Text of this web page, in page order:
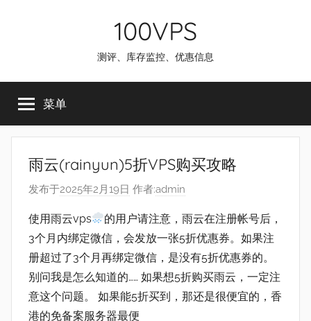
100VPS
测评、库存监控、优惠信息
菜单
雨云(rainyun)5折VPS购买攻略
发布于2025年2月19日 作者:admin
使用雨云vps
的用户请注意，雨云在注册帐号后，
3个月内绑定微信，会发放一张5折优惠券。如果注
册超过了3个月再绑定微信，是没有5折优惠券的。
别问我是怎么知道的…… 如果想5折购买雨云，一定注
意这个问题。 如果能5折买到，那还是很便宜的，香
港的免备案服务器最便